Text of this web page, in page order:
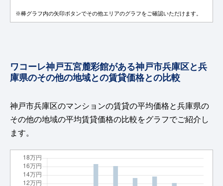
※棒グラフ内の矢印ボタンでその他エリアのグラフをご確認いただけます。
ワコーレ神戸五宮麓彩館がある神戸市兵庫区と兵
庫県のその他の地域との賃貸価格との比較
神戸市兵庫区のマンションの賃貸の平均価格と兵庫県の
その他の地域の平均賃貸価格の比較をグラフでご紹介し
ます。